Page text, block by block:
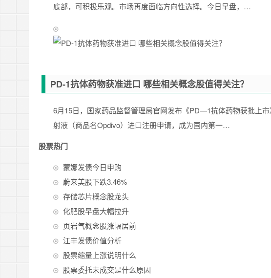
底部，可积极乐观。市场再度面临方向性选择。今日早盘，…
PD-1抗体药物获准进口 哪些相关概念股值得关注？
6月15日，国家药品监督管理局官网发布《PD—1抗体药物获批上
射液（商品名Opdivo）进口注册申请，成为国内第一…
股票热门
蒙娜发债今日申购
蔚来美股下跌3.46%
存储芯片概念股龙头
化肥股早盘大幅拉升
页岩气概念股涨幅居前
江丰发债价值分析
股票缩量上涨说明什么
股票委托未成交是什么原因